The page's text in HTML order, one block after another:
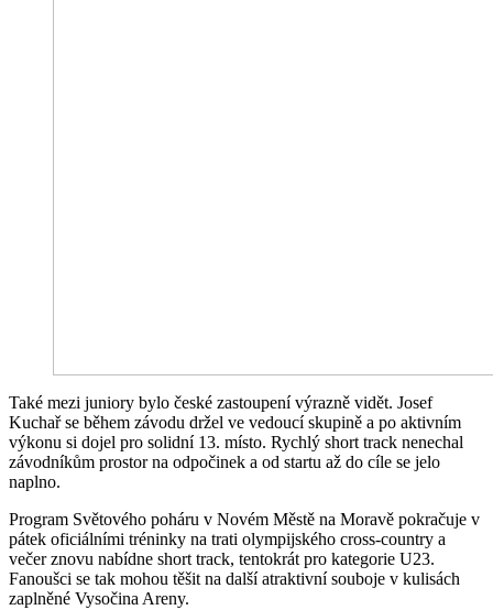
Také mezi juniory bylo české zastoupení výrazně vidět. Josef
Kuchař se během závodu držel ve vedoucí skupině a po aktivním
výkonu si dojel pro solidní 13. místo. Rychlý short track nenechal
závodníkům prostor na odpočinek a od startu až do cíle se jelo
naplno.
Program Světového poháru v Novém Městě na Moravě pokračuje v
pátek oficiálními tréninky na trati olympijského cross-country a
večer znovu nabídne short track, tentokrát pro kategorie U23.
Fanoušci se tak mohou těšit na další atraktivní souboje v kulisách
zaplněné Vysočina Areny.